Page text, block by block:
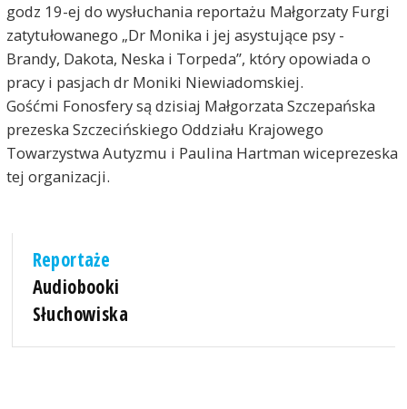
godz 19-ej do wysłuchania reportażu Małgorzaty Furgi
zatytułowanego „Dr Monika i jej asystujące psy -
Brandy, Dakota, Neska i Torpeda”, który opowiada o
pracy i pasjach dr Moniki Niewiadomskiej.
Gośćmi Fonosfery są dzisiaj Małgorzata Szczepańska
prezeska Szczecińskiego Oddziału Krajowego
Towarzystwa Autyzmu i Paulina Hartman wiceprezeska
tej organizacji.
Reportaże
Audiobooki
Słuchowiska